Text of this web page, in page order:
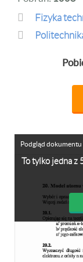
fizyka
To tylko jedna z
Podgląd dokumentu